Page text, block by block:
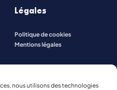
nous utilisons des technologies
Légales
Politique de cookies
Mentions légales